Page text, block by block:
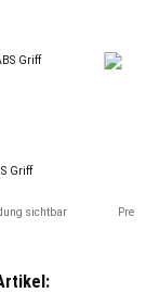
Griff
sichtbar